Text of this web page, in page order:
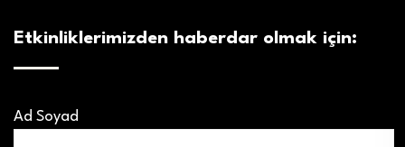
Etkinliklerimizden haberdar olmak için:
Ad Soyad